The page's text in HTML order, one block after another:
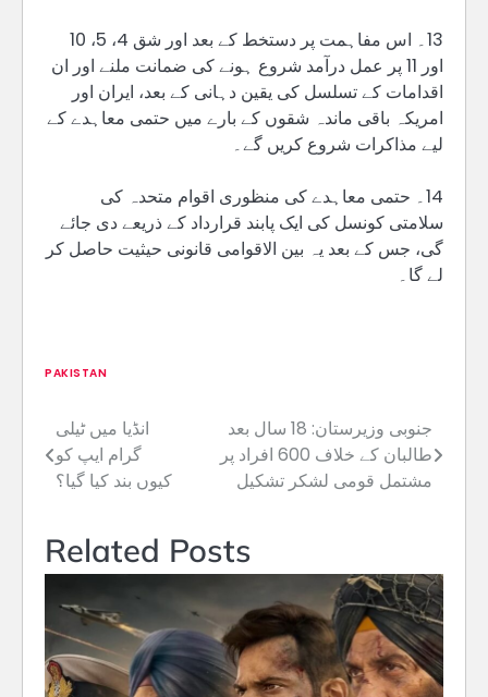
13۔ اس مفاہمت پر دستخط کے بعد اور شق 4، 5، 10
اور 11 پر عمل درآمد شروع ہونے کی ضمانت ملنے اور ان
اقدامات کے تسلسل کی یقین دہانی کے بعد، ایران اور
امریکہ باقی ماندہ شقوں کے بارے میں حتمی معاہدے کے
لیے مذاکرات شروع کریں گے۔
14۔ حتمی معاہدے کی منظوری اقوام متحدہ کی
سلامتی کونسل کی ایک پابند قرارداد کے ذریعے دی جائے
گی، جس کے بعد یہ بین الاقوامی قانونی حیثیت حاصل کر
لے گا۔
PAKISTAN
Post
navigation
انڈیا میں ٹیلی
گرام ایپ کو
کیوں بند کیا گیا؟
جنوبی وزیرستان: 18 سال بعد
طالبان کے خلاف 600 افراد پر
مشتمل قومی لشکر تشکیل
Related Posts